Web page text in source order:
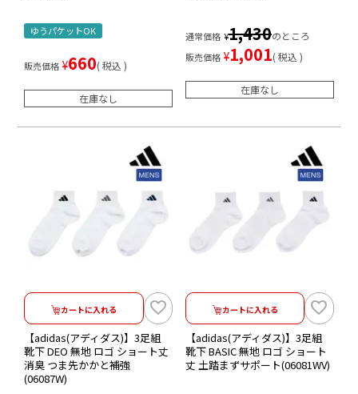
ゆうパケットOK
販売価格 ¥660 税込
在庫なし
通常価格 ¥1,430のところ
販売価格 ¥1,001 税込
在庫なし
カートに入れる
【adidas(アディダス)】3足組
靴下 DEO 無地 ロゴ ショート丈
消臭 つま先かかと補強
(06087W)
カートに入れる
【adidas(アディダス)】3足組
靴下 BASIC 無地 ロゴ ショート
丈 土踏まずサポート(06081WV)